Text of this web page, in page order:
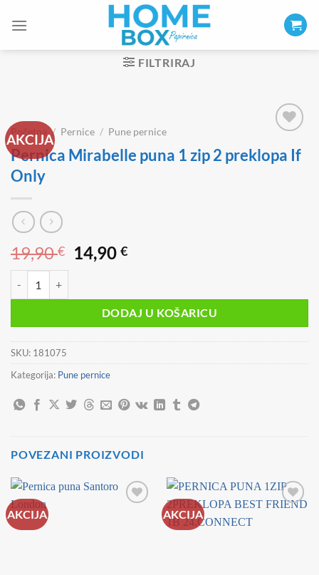
FILTRIRAJ
AKCIJA/ Pernice / Pune pernice
Pernica Mirabelle puna 1 zip 2 preklopa If
Only
19,90€
Izvorna
cijena
je:
19,90 €.
14,90€Trenutna
14,90 €.
DODAJ U KOŠARICU
SKU: 181075
Kategorija: Pune pernice
POVEZANI PROIZVODI
AKCIJA AKCIJA